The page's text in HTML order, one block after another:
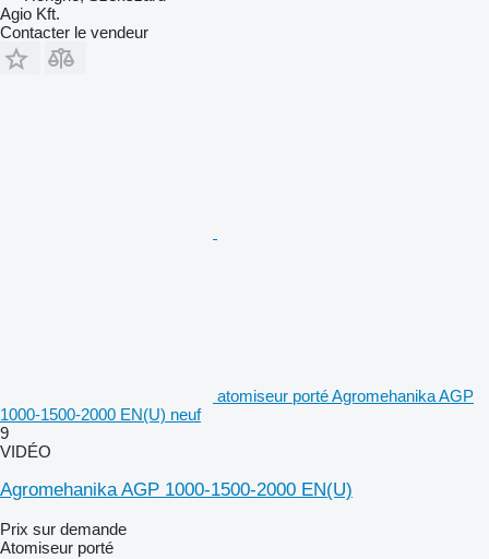
Agio Kft.
Contacter le vendeur
atomiseur porté Agromehanika AGP
1000-1500-2000 EN(U) neuf
9
VIDÉO
Agromehanika AGP 1000-1500-2000 EN(U)
Prix sur demande
Atomiseur porté